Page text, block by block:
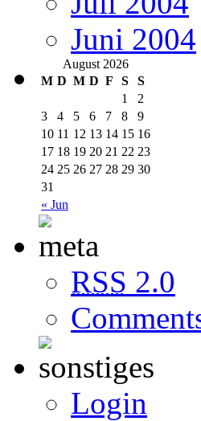
Juni 2004
August 2026
M D M D F S S
« Jun
1
2
3
4 5 6 7 8
9
10 11 12 13 14 15 16
17 18 19 20 21 22 23
24 25 26 27 28 29 30
31
RSS 2.0
Login